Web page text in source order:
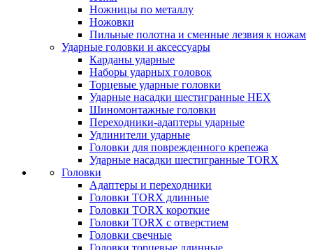
Ножницы по металлу
Ножовки
Пильные полотна и сменные лезвия к ножам
Ударные головки и аксессуары
Карданы ударные
Наборы ударных головок
Торцевые ударные головки
Ударные насадки шестигранные HEX
Шиномонтажные головки
Переходники-адаптеры ударные
Удлинители ударные
Головки для поврежденного крепежа
Ударные насадки шестигранные TORX
Головки
Адаптеры и переходники
Головки TORX длинные
Головки TORX короткие
Головки TORX с отверстием
Головки свечные
Головки торцевые длинные